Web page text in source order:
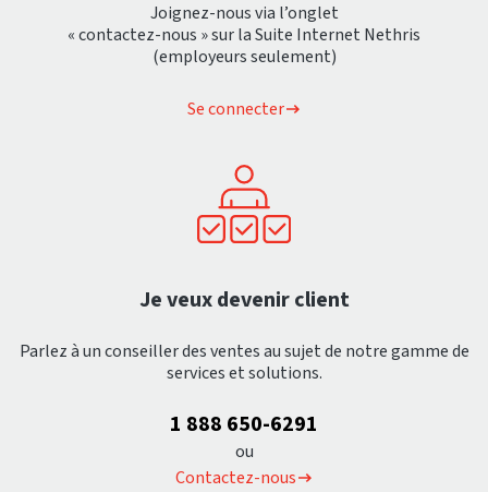
Joignez-nous via l’onglet
« contactez-nous » sur la Suite Internet Nethris
(employeurs seulement)
Se connecter
Je veux devenir client
Parlez à un conseiller des ventes au sujet de notre gamme de
services et solutions.
1 888 650-6291
ou
Contactez-nous